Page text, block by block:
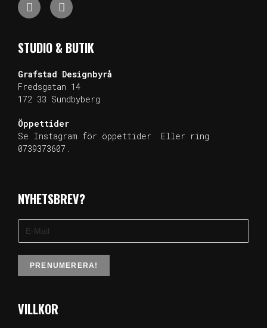
STUDIO & BUTIK
Grafstad Designbyrå
Fredsgatan 14
172 33 Sundbyberg
Öppettider
Se Instagram för öppettider. Eller ring
0739373607.
NYHETSBREV?
VILLKOR